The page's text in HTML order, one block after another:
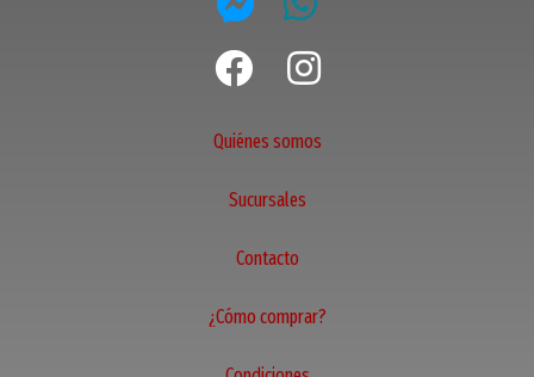
Quiénes somos
Sucursales
Contacto
¿Cómo comprar?